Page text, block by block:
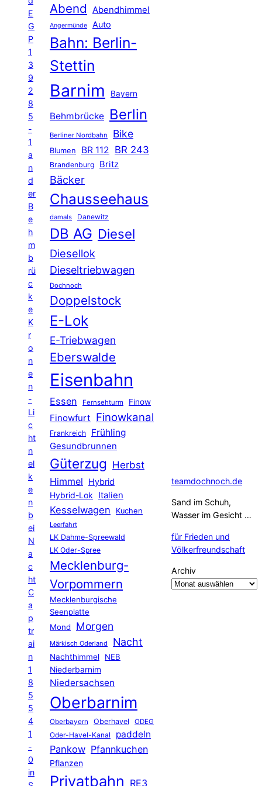
E
G
P
1
3
9
2
8
5
-
1
a
n
d
er
B
e
h
m
b
rü
c
k
e
K
r
o
n
e
n
-
Li
c
ht
n
el
k
e
n
b
ei
N
a
c
ht
C
a
p
tr
ai
n
1
8
5
5
4
1
-
0
in
Abend Abendhimmel
Angermünde Auto
Bahn: Berlin-
Stettin
Barnim Bayern
Behmbrücke Berlin
Berliner Nordbahn Bike
Blumen BR 112 BR 243
Brandenburg Britz
Bäcker
Chausseehaus
damals Danewitz
DB AG Diesel
Diesellok
Dieseltriebwagen
Dochnoch
Doppelstock
E-Lok
E-Triebwagen
Eberswalde
Eisenbahn
Essen Fernsehturm Finow
Finowfurt Finowkanal
Frankreich Frühling
Gesundbrunnen
Güterzug Herbst
Himmel
Hybrid
Hybrid-Lok Italien
Kesselwagen Kuchen
Leerfahrt
LK Dahme-Spreewald
LK Oder-Spree
Mecklenburg-
Vorpommern
Mecklenburgische
Seenplatte
Mond
Morgen
Märkisch Oderland Nacht
Nachthimmel
NEB
Niederbarnim
Niedersachsen
Oberbarnim
Oberbayern Oberhavel ODEG
Oder-Havel-Kanal paddeln
Pankow Pfannkuchen
Pflanzen
Privatbahn RE3
teamdochnoch.de
Sand im Schuh,
Wasser im Gesicht …
für Frieden und
Völkerfreundschaft
Archiv